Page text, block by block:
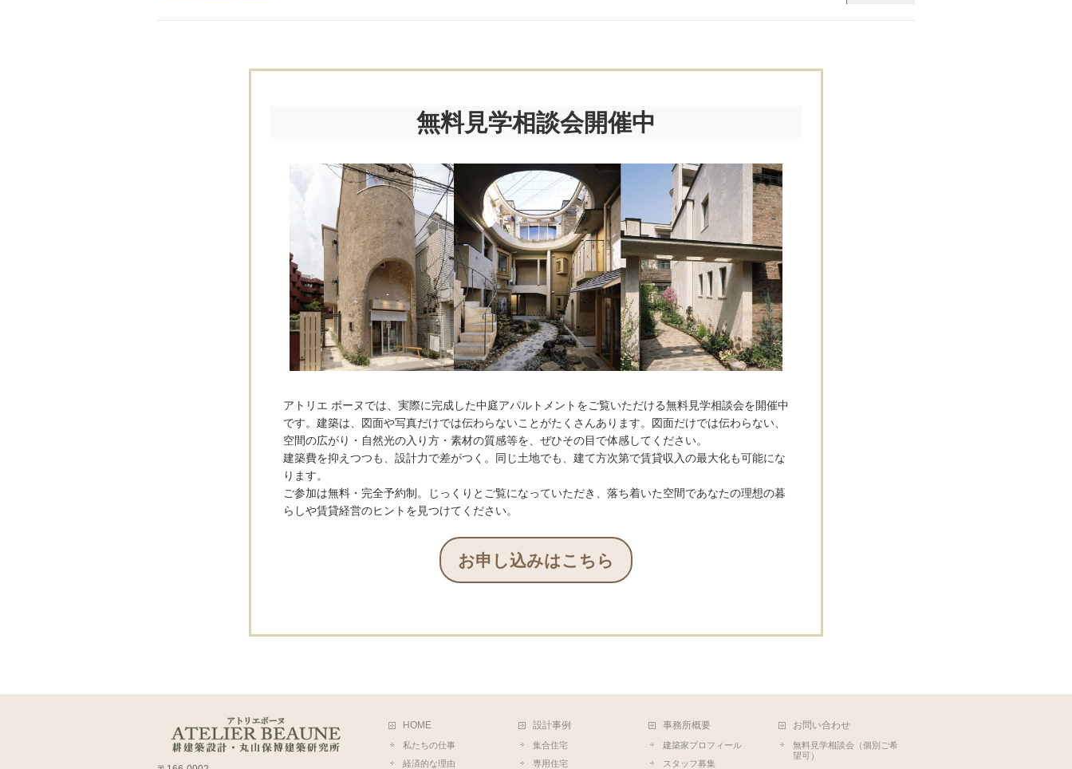
無料見学相談会開催中
アトリエ ボーヌでは、実際に完成した中庭アパルトメントをご覧いただける無料見学相談会を開催中
です。建築は、図面や写真だけでは伝わらないことがたくさんあります。図面だけでは伝わらない、
空間の広がり・自然光の入り方・素材の質感等を、ぜひその目で体感してください。
建築費を抑えつつも、設計力で差がつく。同じ土地でも、建て方次第で賃貸収入の最大化も可能にな
ります。
ご参加は無料・完全予約制。じっくりとご覧になっていただき、落ち着いた空間であなたの理想の暮
らしや賃貸経営のヒントを見つけてください。
お申し込みはこちら
HOME
私たちの仕事
経済的な理由
設計事例
集合住宅
専用住宅
事務所概要
建築家プロフィール
スタッフ募集
お問い合わせ
無料見学相談会（個別ご希
望可）